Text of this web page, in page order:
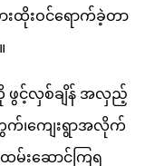
းထိုးဝင်ရောက်ခဲ့တာ
ဖွင့်လှစ်ချိန် အလှည့်
ကွက်၊ကျေးရွာအလိုက်
မ်းဆောင်ကြရ